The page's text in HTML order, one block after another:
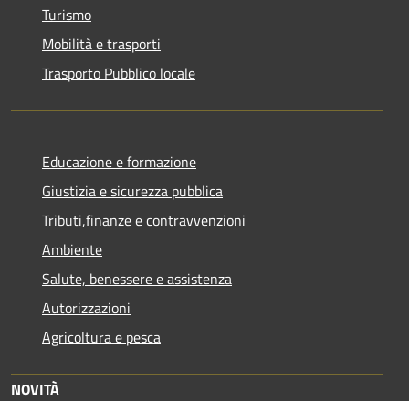
Turismo
Mobilità e trasporti
Trasporto Pubblico locale
Educazione e formazione
Giustizia e sicurezza pubblica
Tributi,finanze e contravvenzioni
Ambiente
Salute, benessere e assistenza
Autorizzazioni
Agricoltura e pesca
NOVITÀ